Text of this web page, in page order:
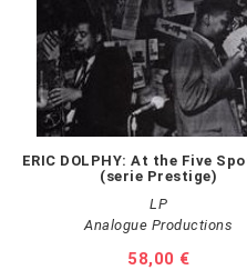
ERIC DOLPHY: At the Five
(serie Prestige)
LP
Analogue Productions
Prezzo
58,00 €